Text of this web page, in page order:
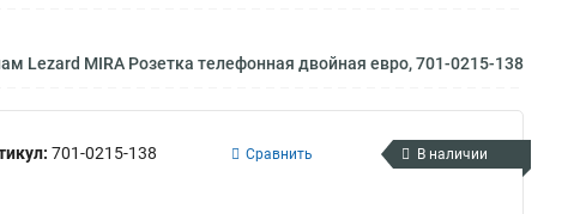
Lezard MIRA Розетка телефонная двойная евро, 701-0215-138
701-0215-138 Сравнить В наличии